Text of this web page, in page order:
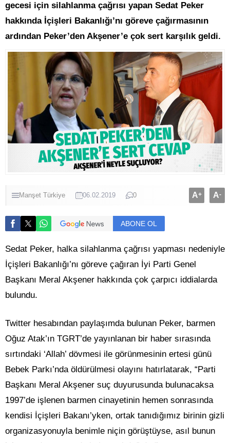
gecesi için silahlanma çağrısı yapan Sedat Peker
hakkında İçişleri Bakanlığı’nı göreve çağırmasının
ardından Peker’den Akşener’e çok sert karşılık geldi.
Manşet Türkiye 06.02.2019 0 A+ A-
ABONE OL
Sedat Peker, halka silahlanma çağrısı yapması nedeniyle
İçişleri Bakanlığı’nı göreve çağıran İyi Parti Genel
Başkanı Meral Akşener hakkında çok çarpıcı iddialarda
bulundu.
Twitter hesabından paylaşımda bulunan Peker, barmen
Oğuz Atak’ın TGRT’de yayınlanan bir haber sırasında
sırtındaki ‘Allah’ dövmesi ile görünmesinin ertesi günü
Bebek Parkı’nda öldürülmesi olayını hatırlatarak, “Parti
Başkanı Meral Akşener suç duyurusunda bulunacaksa
1997’de işlenen barmen cinayetinin hemen sonrasında
kendisi İçişleri Bakanı’yken, ortak tanıdığımız birinin gizli
organizasyonuyla benimle niçin görüştüyse, asıl bunun